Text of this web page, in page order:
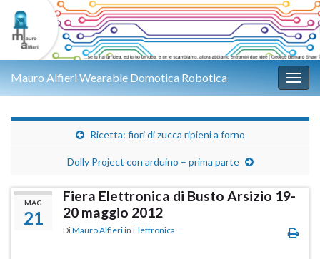
Mauro Alfieri Wearable Domotica Robotica
Ricetta: fiori di zucca ripieni a forno
Dolly Project con arduino – prima parte
MAG
21
Fiera Elettronica di Busto Arsizio 19-
20 maggio 2012
DiMauro Alfieri in Elettronica